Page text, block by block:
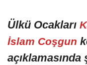
Ülkü Ocakları
İslam Coşgun